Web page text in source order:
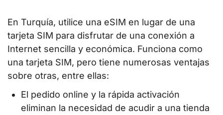
En Turquía, utilice una eSIM en lugar de una
tarjeta SIM para disfrutar de una conexión a
Internet sencilla y económica. Funciona como
una tarjeta SIM, pero tiene numerosas ventajas
sobre otras, entre ellas:
El pedido online y la rápida activación
eliminan la necesidad de acudir a una tienda